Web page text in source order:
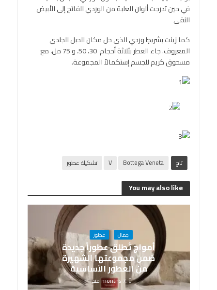
في حين تدرجت ألوان العلبة من الوردي الفاتح إلى الأبيض
النقي
كما زينت بشريطٍ وردي الذي حل مكان الحبل الجلدي
المعروف. جاء العطر بثلاثة أحجام 30، 50، و 75 مل، مع
مسحوق كريم للجسم إستكمالاً المجموعة.
تاج Bottega Veneta
V تشكيلة عطور
You may also like
جمال عطور
أمواج تُطلق عطوراً جديدة
ضمن مجموعتها الشهيرة
من العطور الأساسية
7 months منذ